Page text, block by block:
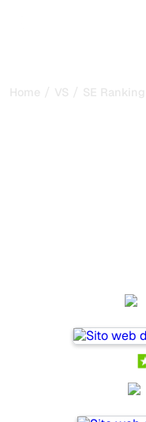
Home / VS / SE Ranking